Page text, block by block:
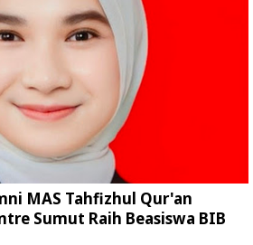
MAS Tahfizhul Qur'an
Sumut Raih Beasiswa BIB